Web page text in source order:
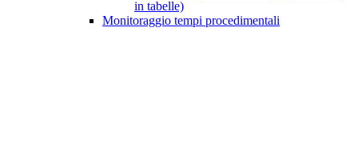
in tabelle)
Monitoraggio tempi procedimentali